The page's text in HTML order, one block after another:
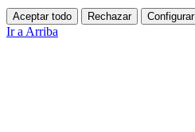
Aceptar todo Rechazar Configurar
Ir a Arriba